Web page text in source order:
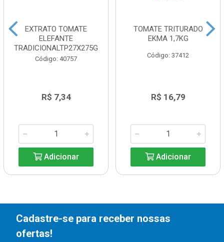
EXTRATO TOMATE
ELEFANTE
TRADICIONALTP27X275G
Código: 40757
R$ 7,34
Adicionar
TOMATE TRITURADO
EKMA 1,7KG
Código: 37412
R$ 16,79
Adicionar
Cadastre-se para receber nossas
ofertas!